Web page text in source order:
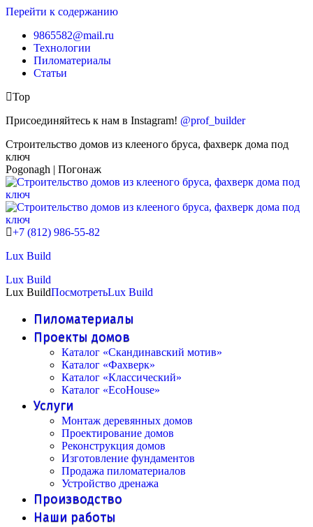
Перейти к содержанию
9865582@mail.ru
Технологии
Пиломатериалы
Статьи
Top
Присоединяйтесь к нам в Instagram! @prof_builder
Строительство домов из клееного бруса, фахверк дома под
ключ
Pogonagh | Погонаж
+7 (812) 986-55-82
Lux Build
Lux Build
Lux BuildПосмотретьLux Build
Пиломатериалы
Проекты домов
Каталог «Скандинавский мотив»
Каталог «Фахверк»
Каталог «Классический»
Каталог «EcoHouse»
Услуги
Монтаж деревянных домов
Проектирование домов
Реконструкция домов
Изготовление фундаментов
Продажа пиломатериалов
Устройство дренажа
Производство
Наши работы